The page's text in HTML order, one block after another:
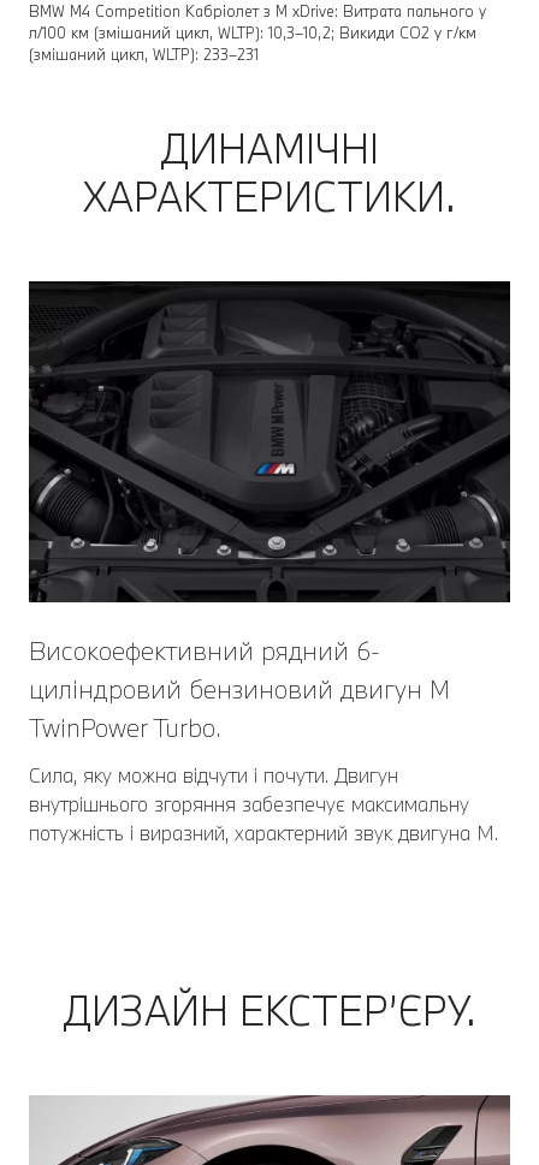
BMW M4 Competition Кабріолет з M xDrive: Витрата пального у
л/100 км (змішаний цикл, WLTP): 10,3–10,2; Викиди CO2 у г/км
(змішаний цикл, WLTP): 233–231
ДИНАМІЧНІ
ХАРАКТЕРИСТИКИ.
Високоефективний рядний 6-
циліндровий бензиновий двигун M
TwinPower Turbo.
Сила, яку можна відчути і почути. Двигун
внутрішнього згоряння забезпечує максимальну
потужність і виразний, характерний звук двигуна M.
ДИЗАЙН ЕКСТЕР’ЄРУ.